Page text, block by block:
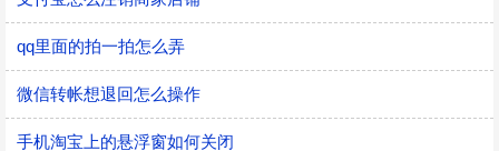
qq里面的拍一拍怎么弄
微信转帐想退回怎么操作
手机淘宝上的悬浮窗如何关闭